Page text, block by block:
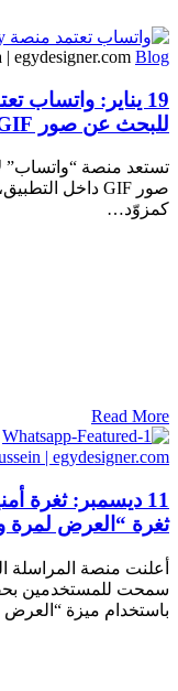
| egydesigner.com Blog
19 يناير:
للبحث عن صور GIF.
تستعد منصة “واتساب”
كمزوّد…
Read More
| egydesigner.com
11 ديسمبر:
ثغرة “العرض لمرة
أعلنت منصة المراسلة
سمحت للمستخدمين
باستخدام ميزة